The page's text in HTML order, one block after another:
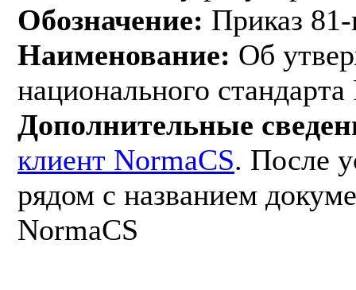
Обозначение: Приказ
Наименование: Об
национального
Дополнительные
клиент NormaCS. После
рядом с названием
NormaCS